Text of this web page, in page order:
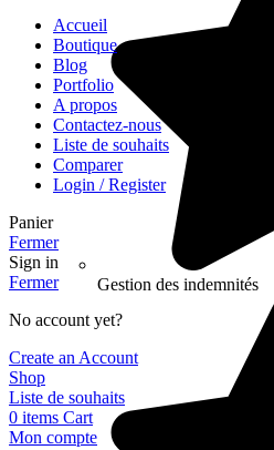
Gestion des indemnités
Accueil
Boutique
Blog
Portfolio
A propos
Contactez-nous
Liste de souhaits
Comparer
Login / Register
Panier
Fermer
Sign in
Fermer
No account yet?
Create an Account
Shop
Liste de souhaits
0 items Cart
Mon compte